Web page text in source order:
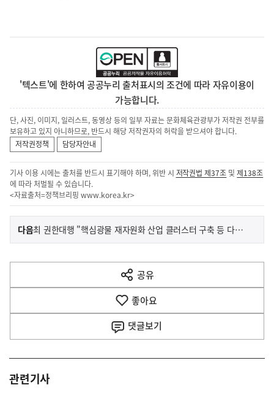
'텍스트'에 한하여 공공누리 출처표시의 조건에 따라 자유이용이
가능합니다.
단, 사진, 이미지, 일러스트, 동영상 등의 일부 자료는 문화체육관광부가 저작권 전부를
보유하고 있지 아니하므로, 반드시 해당 저작권자의 허락을 받으셔야 합니다.
저작권정책
담당자안내
기사 이용 시에는 출처를 반드시 표기해야 하며, 위반 시 저작권법 제37조 및제138조
에 따라 처벌될 수 있습니다.
<자료출처=정책브리핑 www.korea.kr>
이
전
다
음
다음기
최 권한대행 "핵심광물 재자원화 산업 클러스터 구축 등 다각도 지원"
공유
열
기
좋아요
댓글보기
관련기사